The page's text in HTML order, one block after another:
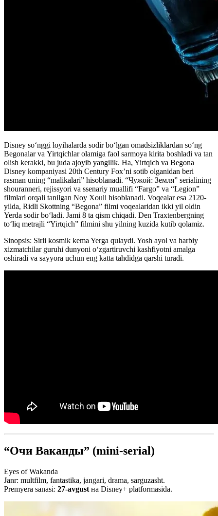
Disney so‘nggi loyihalarda sodir bo‘lgan omadsizliklardan so‘ng
Begonalar va Yirtqichlar olamiga faol sarmoya kirita boshladi va tan
olish kerakki, bu juda ajoyib yangilik. Ha, Yirtqich va Begona
Disney kompaniyasi 20th Century Fox’ni sotib olganidan beri
rasman uning “malikalari” hisoblanadi. “Чужой: Земля” serialining
shouranneri, rejissyori va ssenariy muallifi “Fargo” va “Legion”
filmlari orqali tanilgan Noy Xouli hisoblanadi. Voqealar esa 2120-
yilda, Ridli Skottning “Begona” filmi voqealaridan ikki yil oldin
Yerda sodir bo‘ladi. Jami 8 ta qism chiqadi. Den Traxtenbergning
to‘liq metrajli “Yirtqich” filmini shu yilning kuzida kutib qolamiz.
Sinopsis: Sirli kosmik kema Yerga qulaydi. Yosh ayol va harbiy
xizmatchilar guruhi dunyoni oʻzgartiruvchi kashfiyotni amalga
oshiradi va sayyora uchun eng katta tahdidga qarshi turadi.
“Очи Ваканды” (mini-serial)
Eyes of Wakanda
Janr: multfilm, fantastika, jangari, drama, sarguzasht.
Premyera sanasi: 27-avgust на Disney+ platformasida.